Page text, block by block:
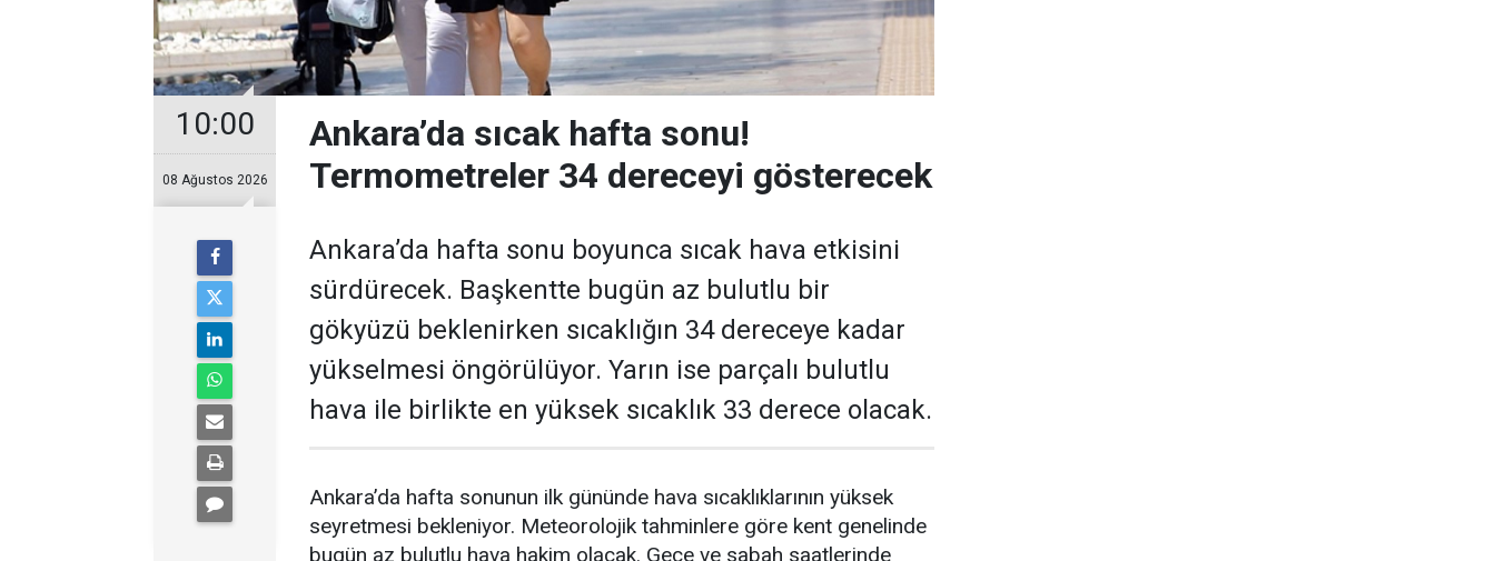
10:00
08 Ağustos 2026
Ankara’da sıcak hafta sonu!
Termometreler 34 dereceyi gösterecek
Ankara’da hafta sonu boyunca sıcak hava etkisini
sürdürecek. Başkentte bugün az bulutlu bir
gökyüzü beklenirken sıcaklığın 34 dereceye kadar
yükselmesi öngörülüyor. Yarın ise parçalı bulutlu
hava ile birlikte en yüksek sıcaklık 33 derece olacak.
Ankara’da hafta sonunun ilk gününde hava sıcaklıklarının yüksek
seyretmesi bekleniyor. Meteorolojik tahminlere göre kent genelinde
bugün az bulutlu hava hakim olacak. Gece ve sabah saatlerinde